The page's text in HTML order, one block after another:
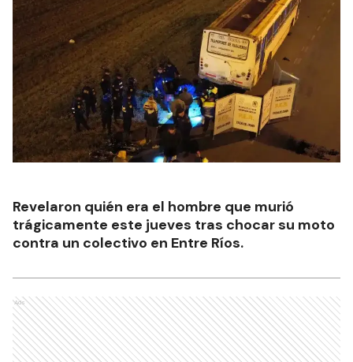
Revelaron quién era el hombre que murió
trágicamente este jueves tras chocar su moto
contra un colectivo en Entre Ríos.
Ads